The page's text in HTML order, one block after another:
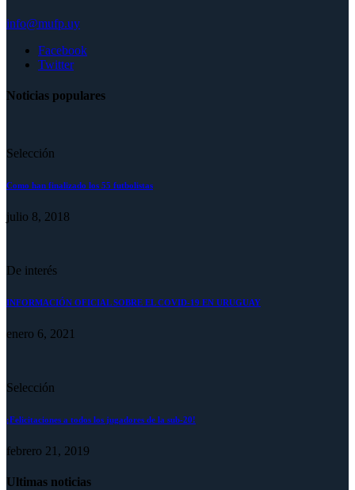
info@mufp.uy
Facebook
Twitter
Noticias populares
Selección
Como han finalizado los 55 futbolistas
julio 8, 2018
De interés
INFORMACIÓN OFICIAL SOBRE EL COVID-19 EN URUGUAY
enero 6, 2021
Selección
¡Felicitaciones a todos los jugadores de la sub-20!
febrero 21, 2019
Ultimas noticias